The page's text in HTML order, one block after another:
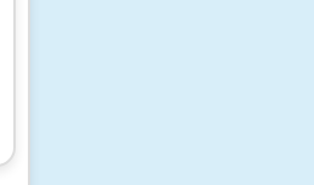
elegir